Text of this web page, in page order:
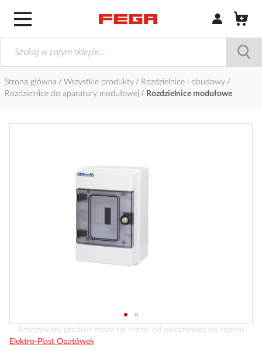
Zaloguj się /
Strona główna Wszystkie produkty
Rozdzielnice i obudowy
Rozdzielnice do aparatury modułowej
Rozdzielnice modułowe
Przejdź
na
Rzeczywisty produkt może się różnić od pokazanego na zdjęciu
Elektro-Plast Opatówek